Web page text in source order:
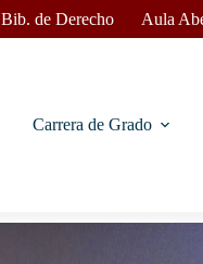
Bib. de Derecho Aula
Carrera de Grado